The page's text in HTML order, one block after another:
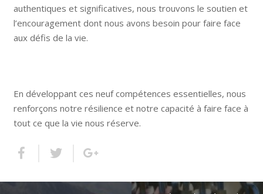
authentiques et significatives, nous trouvons le soutien et
l’encouragement dont nous avons besoin pour faire face
aux défis de la vie.
En développant ces neuf compétences essentielles, nous
renforçons notre résilience et notre capacité à faire face à
tout ce que la vie nous réserve.